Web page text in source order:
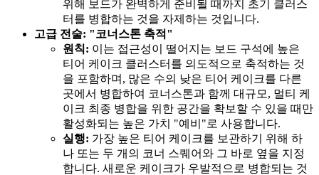
위해 보드가 완벽하게 준비될 때까지 초기 클러스
터를 병합하는 것을 자제하는 것입니다.
고급 전술: "코너스톤 축적"
원칙: 이는 접근성이 떨어지는 보드 구석에 높은
티어 케이크 클러스터를 의도적으로 축적하는 것
을 포함하며, 많은 수의 낮은 티어 케이크를 다른
곳에서 병합하여 코너스톤과 함께 대규모, 멀티 케
이크 최종 병합을 위한 공간을 확보할 수 있을 때만
활성화되는 높은 가치 "예비"로 사용합니다.
실행: 가장 높은 티어 케이크를 보관하기 위해 하
나 또는 두 개의 코너 스퀘어와 그 바로 옆을 지정
합니다. 새로운 케이크가 우발적으로 병합되는 것